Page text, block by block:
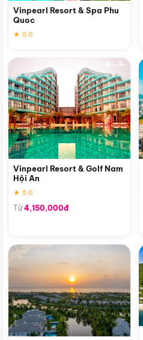
Vinpearl Resort & Spa Phu
Quoc
★ 5.0
Vinpearl Resort & Golf Nam
Hội An
★ 5.0
Từ4,150,000đ